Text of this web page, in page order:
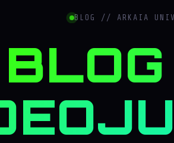
BLOG // ARKAIA